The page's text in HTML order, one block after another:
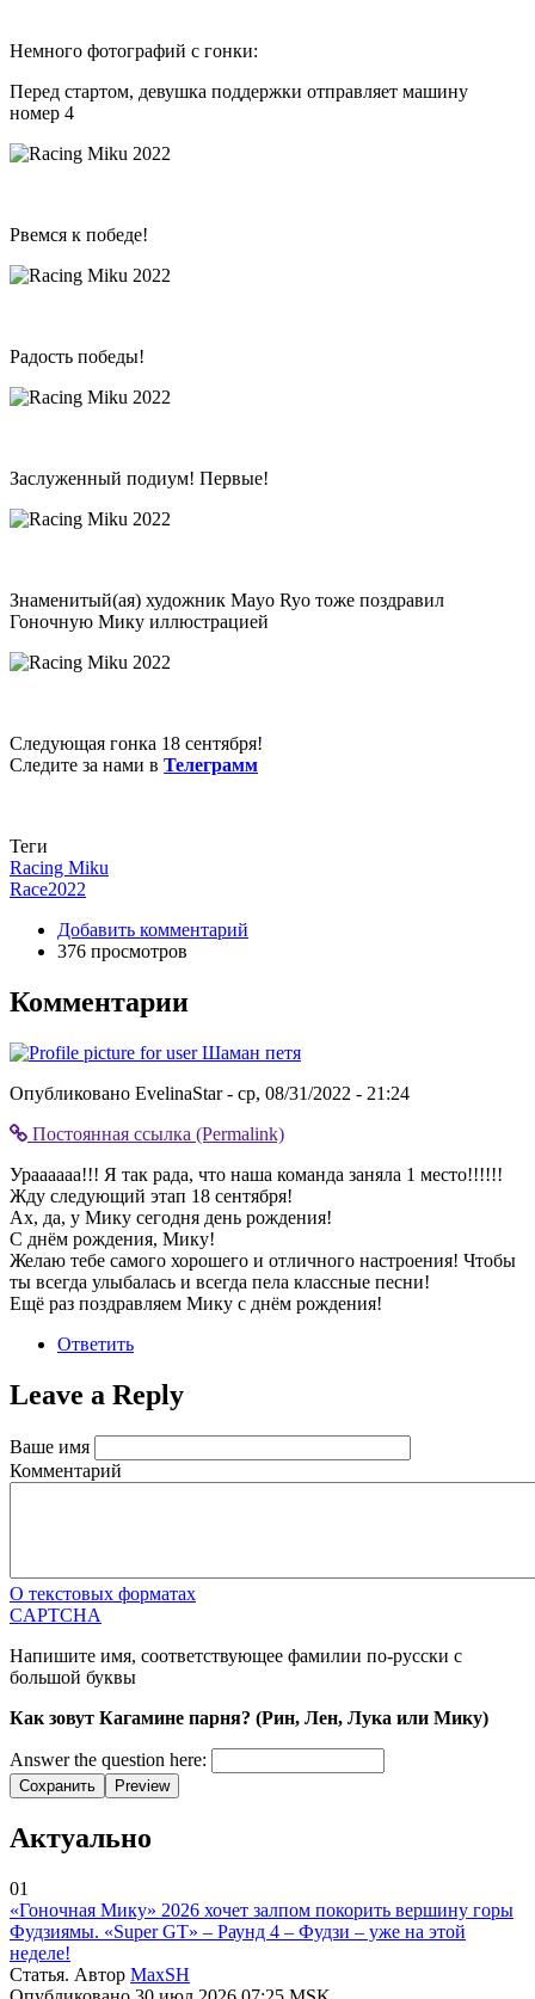
Немного фотографий с гонки:
Перед стартом, девушка поддержки отправляет машину
номер 4
Рвемся к победе!
Радость победы!
Заслуженный подиум! Первые!
Знаменитый(ая) художник Mayo Ryo тоже поздравил
Гоночную Мику иллюстрацией
Следующая гонка 18 сентября!
Следите за нами в Телеграмм
Теги
Racing Miku
Race2022
Добавить комментарий
376 просмотров
Комментарии
Опубликовано EvelinaStar- ср, 08/31/2022 - 21:24
Постоянная ссылка (Permalink)
Ураааааа!!! Я так рада, что наша команда заняла 1 место!!!!!!
Жду следующий этап 18 сентября!
Ах, да, у Мику сегодня день рождения!
С днëм рождения, Мику!
Желаю тебе самого хорошего и отличного настроения! Чтобы
ты всегда улыбалась и всегда пела классные песни!
Ещë раз поздравляем Мику с днём рождения!
Ответить
Leave a Reply
Ваше имя
Комментарий
О текстовых форматах
CAPTCHA
Напишите имя, соответствующее фамилии по-русски с
большой буквы
Как зовут Кагамине парня? (Рин, Лен, Лука или Мику)
Answer the question here:
Сохранить Preview
Актуально
01
«Гоночная Мику» 2026 хочет залпом покорить вершину горы
Фудзиямы. «Super GT» – Раунд 4 – Фудзи – уже на этой
неделе!
Статья. Автор MaxSH